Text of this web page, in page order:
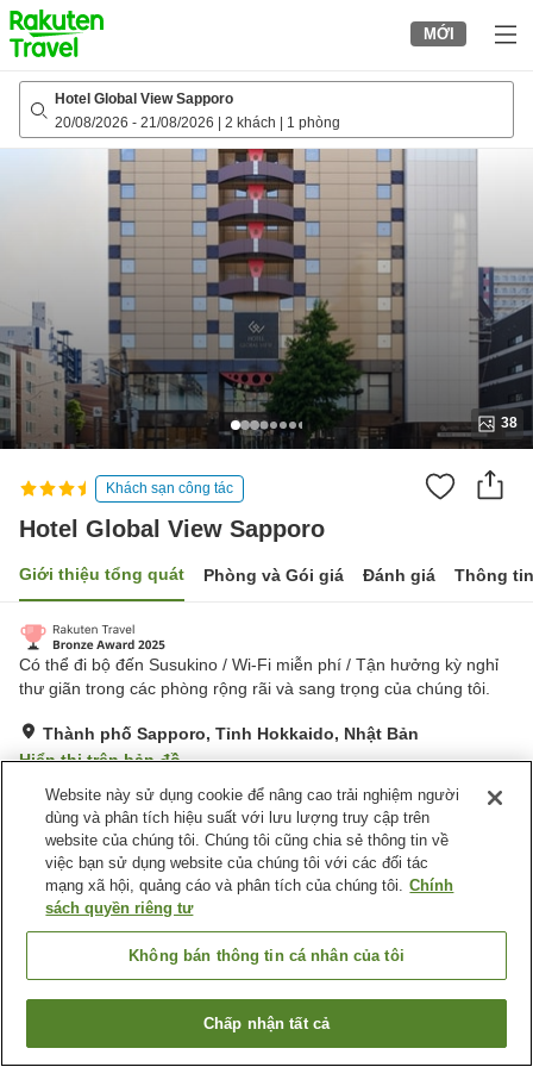
to
top
page
MỚI
Hotel Global View Sapporo
20/08/2026 - 21/08/2026 2 khách 1 phòng
38
Khách sạn công tác
Hotel Global View Sapporo
Giới thiệu tổng quát Phòng và Gói giá Đánh giá Thông
Có thể đi bộ đến Susukino / Wi-Fi miễn phí / Tận hưởng kỳ nghỉ
thư giãn trong các phòng rộng rãi và sang trọng của chúng tôi.
Thành phố Sapporo, Tỉnh Hokkaido, Nhật Bản
Hiển thị trên bản đồ
Rất tốt Đánh giá:780 lượt
Tiện nghi chỗ nghỉ
Bãi đỗ xe
Trang chủ Nhật Bản Tỉnh Hokkaido
Thành phố Sapporo
Tìm phòng trống
Website này sử dụng cookie để nâng cao trải nghiệm người
dùng và phân tích hiệu suất với lưu lượng truy cập trên
website của chúng tôi. Chúng tôi cũng chia sẻ thông tin về
việc bạn sử dụng website của chúng tôi với các đối tác
mạng xã hội, quảng cáo và phân tích của chúng tôi. Chính
sách quyền riêng tư
Không bán thông tin cá nhân của tôi
Chấp nhận tất cả